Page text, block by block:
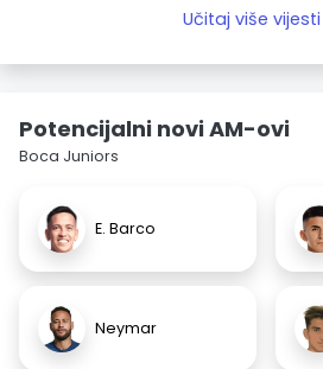
Učitaj više vijesti
Potencijalni novi AM-ovi
Boca Juniors
E. Barco
Neymar